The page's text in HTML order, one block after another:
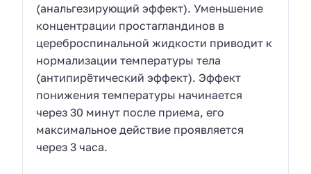
(анальгезирующий эффект). Уменьшение
концентрации простагландинов в
цереброспинальной жидкости приводит к
нормализации температуры тела
(антипирётический эффект). Эффект
понижения температуры начинается
через 30 минут после приема, его
максимальное действие проявляется
через 3 часа.